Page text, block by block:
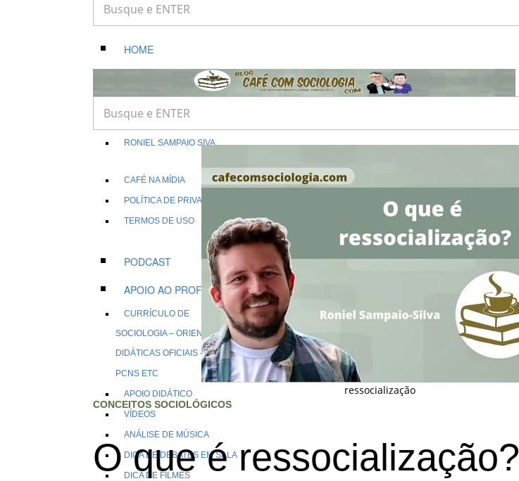
HOME
CRISTIANO BODART
RONIEL SAMPAIO SIVA
CAFÉ NA MÍDIA
POLÍTICA DE PRIVACIDADE
TERMOS DE USO
PODCAST
APOIO AO PROFESSOR
CURRÍCULO DE
SOCIOLOGIA – ORIENTAÇÕES
DIDÁTICAS OFICIAIS – OCNS,
PCNS ETC
APOIO DIDÁTICO
VÍDEOS
ANÁLISE DE MÚSICA
DICA DE DEBATES EM SALA
DICA DE FILMES
ressocialização
CONCEITOS SOCIOLÓGICOS
O que é ressocialização?